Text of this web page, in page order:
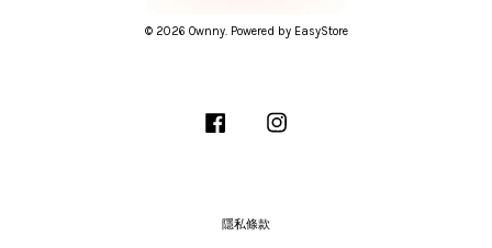
© 2026 Ownny. Powered by EasyStore
Facebook
隱私條款